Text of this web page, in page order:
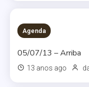
Agenda
05/07/13 – Arriba
13 anos ago